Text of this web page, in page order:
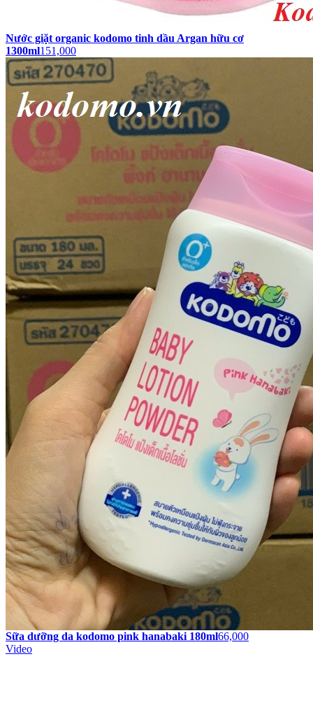
Nước giặt organic kodomo tinh dầu Argan hữu cơ
1300ml151,000
Sữa dưỡng da kodomo pink hanabaki 180ml66,000
Video